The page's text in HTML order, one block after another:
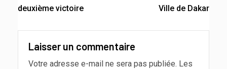
deuxième victoire
Ville de Dakar
Laisser un commentaire
Votre adresse e-mail ne sera pas publiée. Les